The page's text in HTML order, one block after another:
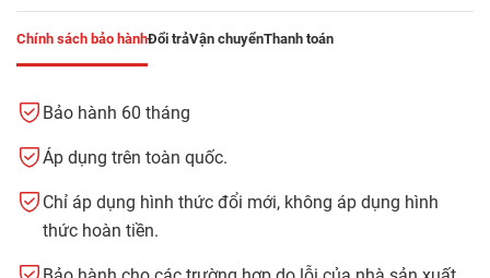
Chính sách bảo hànhĐổi trảVận chuyểnThanh toán
Bảo hành 60 tháng
Áp dụng trên toàn quốc.
Chỉ áp dụng hình thức đổi mới, không áp dụng hình
thức hoàn tiền.